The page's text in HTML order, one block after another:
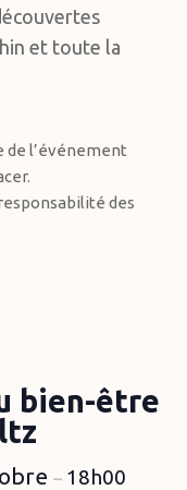
et toute la
de l’événement
des
bien-être
– 18h00